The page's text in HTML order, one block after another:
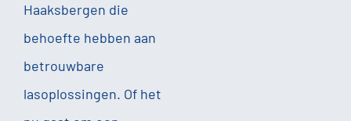
Haaksbergen die
behoefte hebben aan
betrouwbare
lasoplossingen. Of het